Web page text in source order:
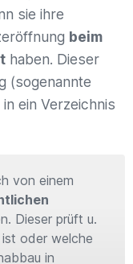
sie ihre
beim
haben. Dieser
(sogenannte
ein Verzeichnis
von einem
Dieser prüft u.
oder welche
in